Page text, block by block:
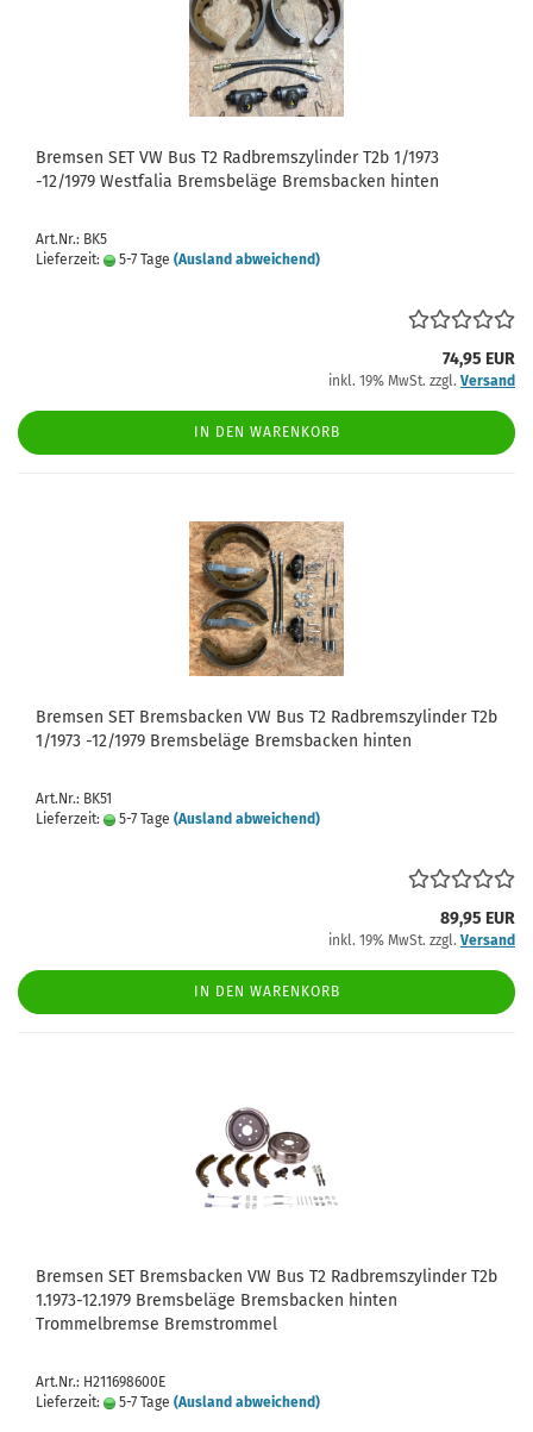
Bremsen SET VW Bus T2 Radbremszylinder T2b 1/1973
-12/1979 Westfalia Bremsbeläge Bremsbacken hinten
Art.Nr.: BK5
Lieferzeit:
5-7 Tage (Ausland abweichend)
74,95 EUR
inkl. 19% MwSt. zzgl. Versand
IN DEN WARENKORB
Bremsen SET Bremsbacken VW Bus T2 Radbremszylinder T2b
1/1973 -12/1979 Bremsbeläge Bremsbacken hinten
Art.Nr.: BK51
Lieferzeit:
5-7 Tage (Ausland abweichend)
89,95 EUR
inkl. 19% MwSt. zzgl. Versand
IN DEN WARENKORB
Bremsen SET Bremsbacken VW Bus T2 Radbremszylinder T2b
1.1973-12.1979 Bremsbeläge Bremsbacken hinten
Trommelbremse Bremstrommel
Art.Nr.: H211698600E
Lieferzeit:
5-7 Tage (Ausland abweichend)